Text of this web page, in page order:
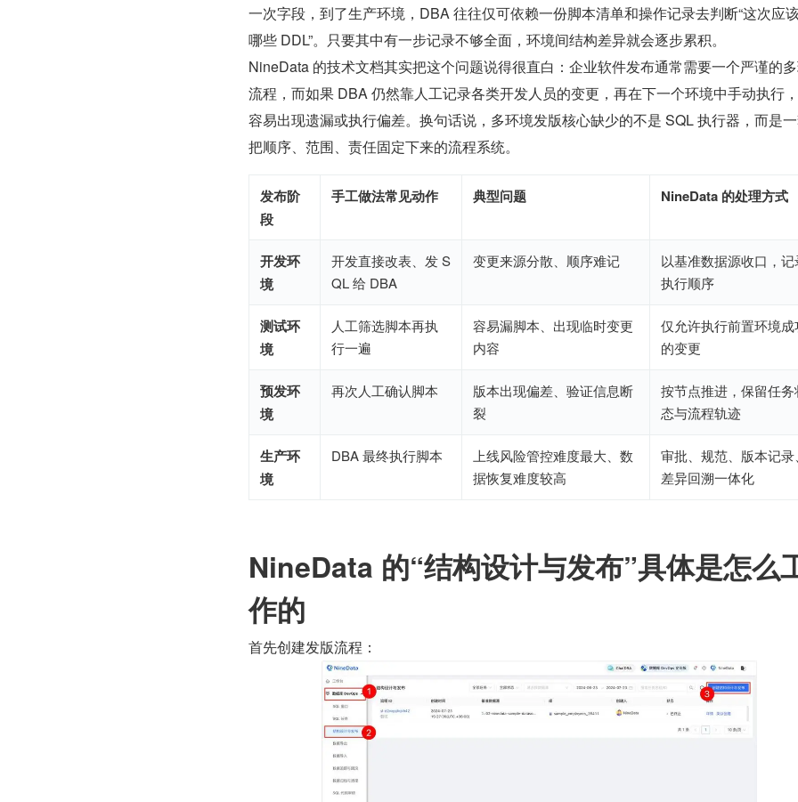
一次字段，到了生产环境，DBA 往往仅可依赖一份脚本清单和操作记录去判断“这次应
哪些 DDL”。只要其中有一步记录不够全面，环境间结构差异就会逐步累积。
NineData 的技术文档其实把这个问题说得很直白：企业软件发布通常需要一个严谨的
流程，而如果 DBA 仍然靠人工记录各类开发人员的变更，再在下一个环境中手动执行
容易出现遗漏或执行偏差。换句话说，多环境发版核心缺少的不是 SQL 执行器，而是
把顺序、范围、责任固定下来的流程系统。
发布阶
段
手工做法常见动作 典型问题 NineData 的处理方式
开发环
境
开发直接改表、发 S
QL 给 DBA
变更来源分散、顺序难记
以基准数据源收口，记
执行顺序
测试环
境
人工筛选脚本再执
行一遍
容易漏脚本、出现临时变更
内容
仅允许执行前置环境成
的变更
预发环
境
再次人工确认脚本
版本出现偏差、验证信息断
裂
按节点推进，保留任务
态与流程轨迹
生产环
境
DBA 最终执行脚本
上线风险管控难度最大、数
据恢复难度较高
审批、规范、版本记录
差异回溯一体化
NineData 的“结构设计与发布”具体是怎么
作的
首先创建发版流程：